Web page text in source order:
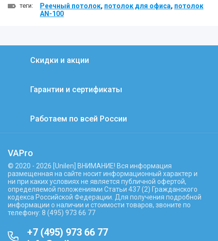
теги: Реечный потолок, потолок для офиса, потолок
AN-100
Скидки и акции
Гарантии и сертификаты
Работаем по всей России
VAPro
© 2020 - 2026 [Unilen] ВНИМАНИЕ! Вся информация
размещенная на сайте носит информационный характер и
ни при каких условиях не является публичной офертой,
определяемой положениями Статьи 437 (2) Гражданского
кодекса Российской Федерации. Для получения подробной
информации о наличии и стоимости товаров, звоните по
телефону: 8 (495) 973 66 77
+7 (495) 973 66 77